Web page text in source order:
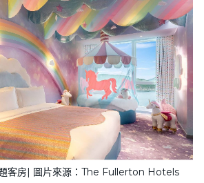
客房| 圖片來源：The Fullerton Hotels